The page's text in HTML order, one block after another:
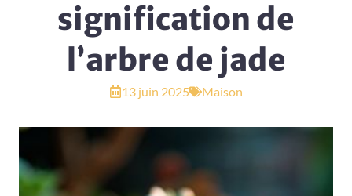
signification de
l’arbre de jade
13 juin 2025 Maison